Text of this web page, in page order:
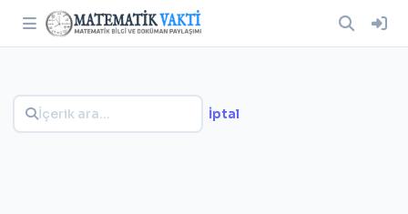
İptal